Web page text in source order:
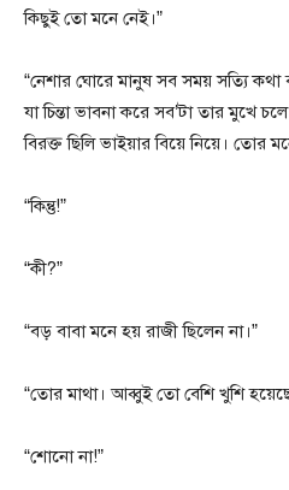
কিছুই তো মনে নেই।”
“নেশার ঘোরে মানুষ সব সময় সত্যি কথা
যা চিন্তা ভাবনা করে সব’টা তার মুখে
বিরক্ত ছিলি ভাইয়ার বিয়ে নিয়ে। তোর
“কিন্তু!”
“কী?”
“বড় বাবা মনে হয় রাজী ছিলেন না।”
“তোর মাথা। আব্বুই তো বেশি খুশি
“শোনো না!”